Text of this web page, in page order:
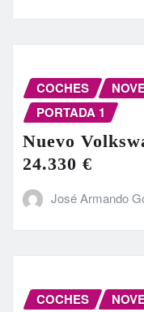
COCHES
PORTADA 1
Nuevo
24.330 €
José Armando
COCHES